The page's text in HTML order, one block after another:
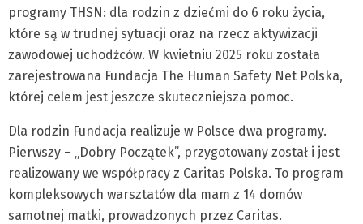
programy THSN: dla rodzin z dziećmi do 6 roku życia,
które są w trudnej sytuacji oraz na rzecz aktywizacji
zawodowej uchodźców. W kwietniu 2025 roku została
zarejestrowana Fundacja The Human Safety Net Polska,
której celem jest jeszcze skuteczniejsza pomoc.
Dla rodzin Fundacja realizuje w Polsce dwa programy.
Pierwszy – „Dobry Początek”, przygotowany został i jest
realizowany we współpracy z Caritas Polska. To program
kompleksowych warsztatów dla mam z 14 domów
samotnej matki, prowadzonych przez Caritas.